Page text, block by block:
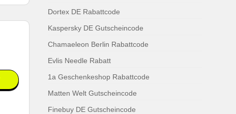
Dortex DE Rabattcode
Kaspersky DE Gutscheincode
Chamaeleon Berlin Rabattcode
Evlis Needle Rabatt
1a Geschenkeshop Rabattcode
Matten Welt Gutscheincode
Finebuy DE Gutscheincode